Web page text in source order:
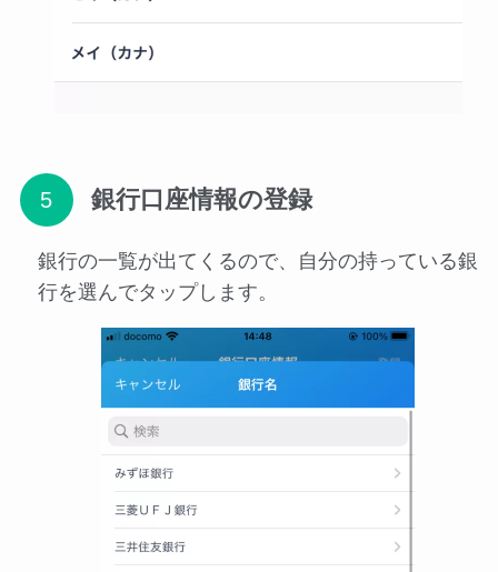
銀行口座情報の登録
銀行の一覧が出てくるので、自分の持っている銀
行を選んでタップします。